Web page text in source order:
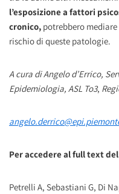
l’esposizione a fattori
cronico, potrebbero
rischio di queste patologie.
A cura di Angelo d’Errico,
Epidemiologia, ASL To3,
Per accedere al full text
Petrelli A, Sebastiani G, Di